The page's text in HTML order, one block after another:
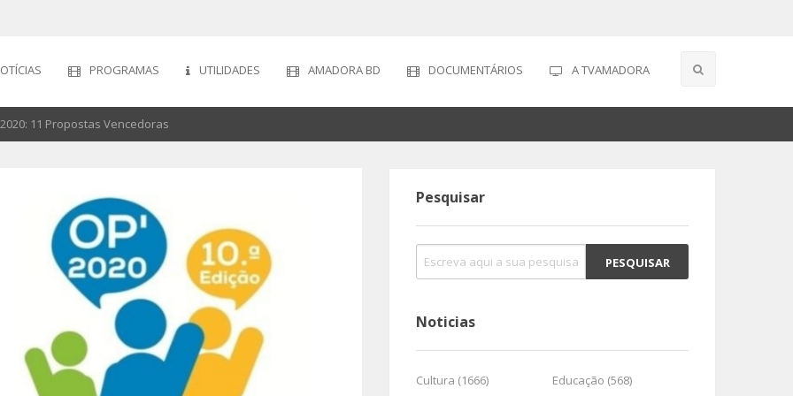
PROGRAMAS UTILIDADES AMADORA BD DOCUMENTÁRIOS A TVAMADORA
11 Propostas Vencedoras
Pesquisar
Noticias
Cultura (1666)
Educação (568)